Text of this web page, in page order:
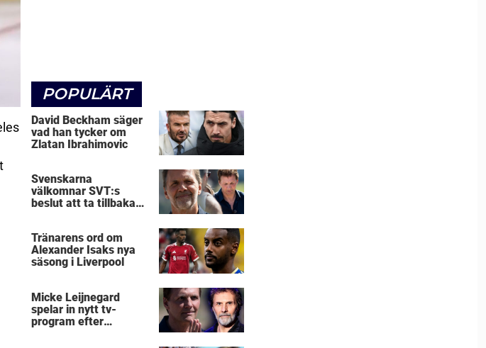
POPULÄRT
David Beckham säger
vad han tycker om
Zlatan Ibrahimovic
Svenskarna
välkomnar SVT:s
beslut att ta tillbaka
Tränarens ord om
Alexander Isaks nya
säsong i Liverpool
Micke Leijnegard
spelar in nytt tv-
program efter